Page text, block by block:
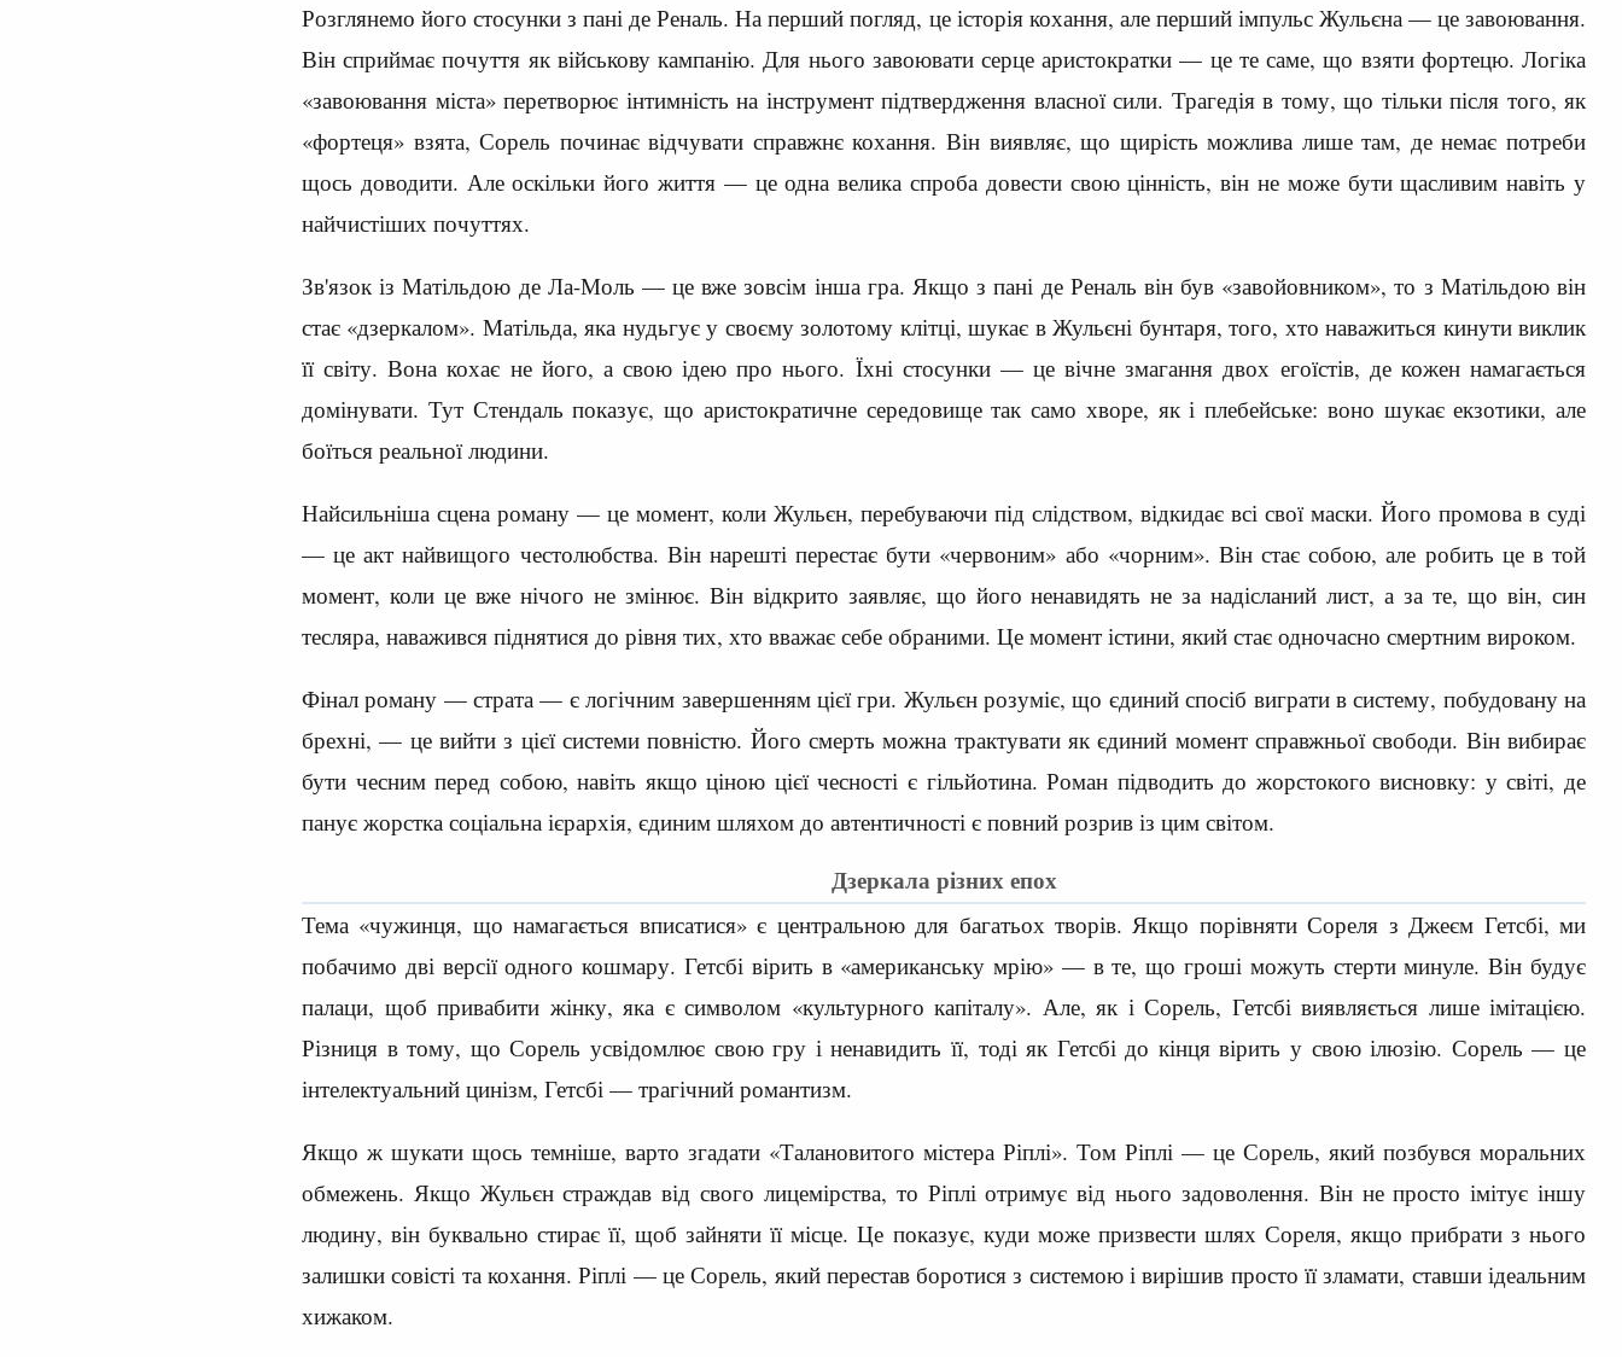
Розглянемо його стосунки з пані де Реналь. На перший погляд, це історія кохання, але перший імпульс Жульєна — це завоювання.
Він сприймає почуття як військову кампанію. Для нього завоювати серце аристократки — це те саме, що взяти фортецю. Логіка
«завоювання міста» перетворює інтимність на інструмент підтвердження власної сили. Трагедія в тому, що тільки після того, як
«фортеця» взята, Сорель починає відчувати справжнє кохання. Він виявляє, що щирість можлива лише там, де немає потреби
щось доводити. Але оскільки його життя — це одна велика спроба довести свою цінність, він не може бути щасливим навіть у
найчистіших почуттях.
Зв'язок із Матільдою де Ла-Моль — це вже зовсім інша гра. Якщо з пані де Реналь він був «завойовником», то з Матільдою він
стає «дзеркалом». Матільда, яка нудьгує у своєму золотому клітці, шукає в Жульєні бунтаря, того, хто наважиться кинути виклик
її світу. Вона кохає не його, а свою ідею про нього. Їхні стосунки — це вічне змагання двох егоїстів, де кожен намагається
домінувати. Тут Стендаль показує, що аристократичне середовище так само хворе, як і плебейське: воно шукає екзотики, але
боїться реальної людини.
Найсильніша сцена роману — це момент, коли Жульєн, перебуваючи під слідством, відкидає всі свої маски. Його промова в суді
— це акт найвищого честолюбства. Він нарешті перестає бути «червоним» або «чорним». Він стає собою, але робить це в той
момент, коли це вже нічого не змінює. Він відкрито заявляє, що його ненавидять не за надісланий лист, а за те, що він, син
тесляра, наважився піднятися до рівня тих, хто вважає себе обраними. Це момент істини, який стає одночасно смертним вироком.
Фінал роману — страта — є логічним завершенням цієї гри. Жульєн розуміє, що єдиний спосіб виграти в систему, побудовану на
брехні, — це вийти з цієї системи повністю. Його смерть можна трактувати як єдиний момент справжньої свободи. Він вибирає
бути чесним перед собою, навіть якщо ціною цієї чесності є гільйотина. Роман підводить до жорстокого висновку: у світі, де
панує жорстка соціальна ієрархія, єдиним шляхом до автентичності є повний розрив із цим світом.
Дзеркала різних епох
Тема «чужинця, що намагається вписатися» є центральною для багатьох творів. Якщо порівняти Сореля з Джеєм Гетсбі, ми
побачимо дві версії одного кошмару. Гетсбі вірить в «американську мрію» — в те, що гроші можуть стерти минуле. Він будує
палаци, щоб привабити жінку, яка є символом «культурного капіталу». Але, як і Сорель, Гетсбі виявляється лише імітацією.
Різниця в тому, що Сорель усвідомлює свою гру і ненавидить її, тоді як Гетсбі до кінця вірить у свою ілюзію. Сорель — це
інтелектуальний цинізм, Гетсбі — трагічний романтизм.
Якщо ж шукати щось темніше, варто згадати «Талановитого містера Ріплі». Том Ріплі — це Сорель, який позбувся моральних
обмежень. Якщо Жульєн страждав від свого лицемірства, то Ріплі отримує від нього задоволення. Він не просто імітує іншу
людину, він буквально стирає її, щоб зайняти її місце. Це показує, куди може призвести шлях Сореля, якщо прибрати з нього
залишки совісті та кохання. Ріплі — це Сорель, який перестав боротися з системою і вирішив просто її зламати, ставши ідеальним
хижаком.